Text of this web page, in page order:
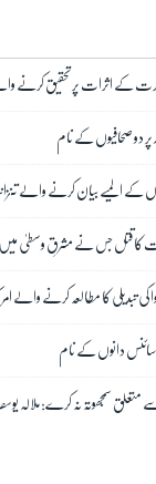
کے اثرات پر تحقیق کرنے
پر دو صحافیوں کے نام
کے المیے بیان کرنے والے
کا قتل جس نے مشرقِ وسطیٰ میں
کی تبدیلی کا مطالعہ کرنے والے
سائنس دانوں کے نام
متعلق سمجھوتہ نہ کرے: ملالہ